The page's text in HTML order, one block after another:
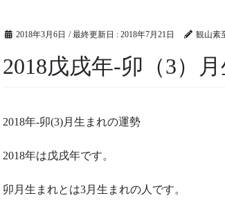
2018年3月6日 / 最終更新日 : 2018年7月21日 観山素
2018戊戌年-卯（3）
2018年-卯(3)月生まれの運勢
2018年は戊戌年です。
卯月生まれとは3月生まれの人です。